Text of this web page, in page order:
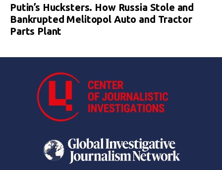
Putin’s Hucksters. How Russia Stole and
Bankrupted Melitopol Auto and Tractor
Parts Plant